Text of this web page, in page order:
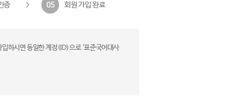
증 05 회원 가입 완료
하시면 동일한 계정(ID)으로 ‘표준국어대사